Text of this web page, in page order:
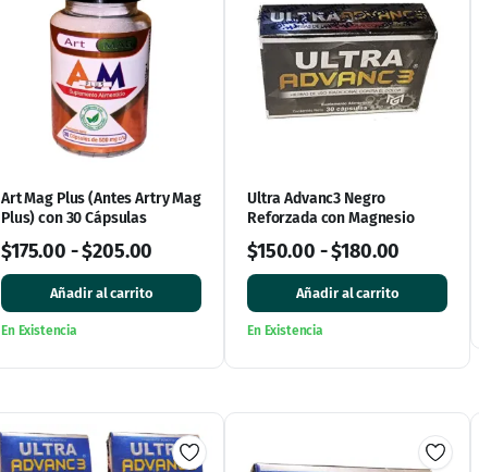
Art Mag Plus (Antes Artry Mag
Plus) con 30 Cápsulas
$175.00 -$205.00
Añadir al carrito
En Existencia
Ultra Advanc3 Negro
Reforzada con Magnesio
$150.00 -$180.00
Añadir al carrito
En Existencia